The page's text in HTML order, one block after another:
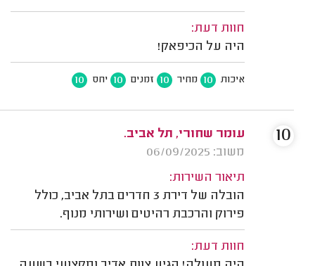
חוות דעת:
היה על הכיפאק!
איכות 10 מחיר 10 זמנים 10 יחס 10
עומר שחורי, תל אביב.
משוב: 06/09/2025
תיאור השירות:
הובלה של דירת 3 חדרים בתל אביב, כולל
פירוק והרכבת רהיטים ושירותי מנוף.
חוות דעת:
10